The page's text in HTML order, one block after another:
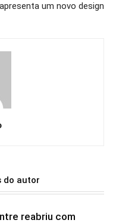
apresenta um novo design
do autor
reabriu com